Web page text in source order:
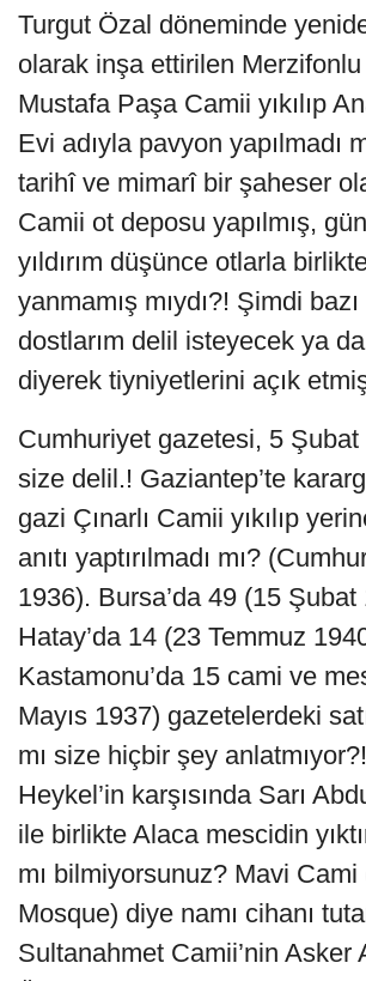
Turgut Özal döneminde
olarak inşa ettirilen
Mustafa Paşa Camii yıkılıp
Evi adıyla pavyon yapılmadı
tarihî ve mimarî bir şaheser
Camii ot deposu yapılmış,
yıldırım düşünce otlarla
yanmamış mıydı?! Şimdi bazı
dostlarım delil isteyecek ya da
diyerek tiyniyetlerini açık
Cumhuriyet gazetesi, 5 Şubat
size delil.! Gaziantep’te
gazi Çınarlı Camii yıkılıp
anıtı yaptırılmadı mı?
1936). Bursa’da 49 (15 Şubat
Hatay’da 14 (23 Temmuz
Kastamonu’da 15 cami ve
Mayıs 1937) gazetelerdeki
mı size hiçbir şey
Heykel’in karşısında Sarı
ile birlikte Alaca mescidin
mı bilmiyorsunuz? Mavi Cami
Mosque) diye namı cihanı
Sultanahmet Camii’nin Asker